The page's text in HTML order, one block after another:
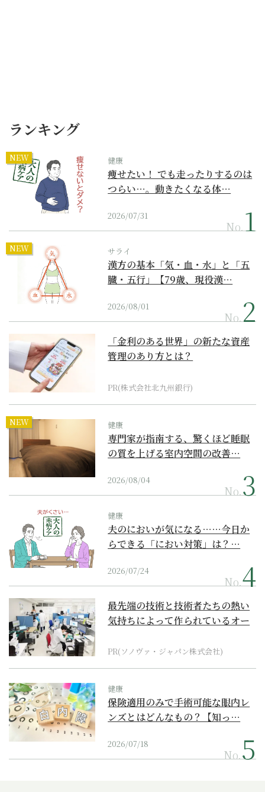
ランキング
NEW 健康
痩せたい！ でも走ったりするのは
つらい…。動きたくなる体…
2026/07/31
No.
NEW サライ
漢方の基本「気・血・水」と「五
臓・五行」【79歳、現役漢…
2026/08/01
No.
「金利のある世界」の新たな資産
管理のあり方とは？
PR(株式会社北九州銀行)
NEW 健康
専門家が指南する、驚くほど睡眠
の質を上げる室内空間の改善…
2026/08/04
No.
健康
夫のにおいが気になる……今日か
らできる「におい対策」は？…
2026/07/24
No.
最先端の技術と技術者たちの熱い
気持ちによって作られているオー
PR(ソノヴァ・ジャパン株式会社)
健康
保険適用のみで手術可能な眼内レ
ンズとはどんなもの？【知っ…
2026/07/18
No.